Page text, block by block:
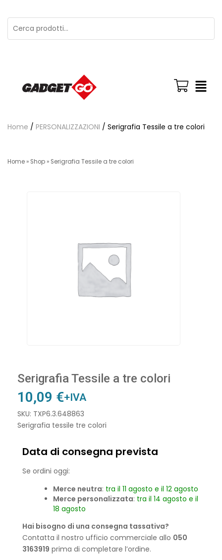
Home / PERSONALIZZAZIONI / Serigrafia Tessile a tre colori
Home » Shop » Serigrafia Tessile a tre colori
Serigrafia Tessile a tre colori
10,09 €+IVA
SKU: TXP6.3.648863
Serigrafia tessile tre colori
Data di consegna prevista
Se ordini oggi:
Merce neutra: tra il 11 agosto e il 12 agosto
Merce personalizzata: tra il 14 agosto e il
18 agosto
Hai bisogno di una consegna tassativa?
Contatta il nostro ufficio commerciale allo 050
3163919 prima di completare l’ordine.